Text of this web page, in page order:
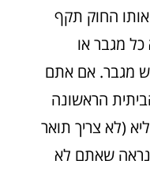
החוק תקף
מגבר או
מגבר. אם אתם
הראשונה
(לא צריך תואר
שאתם לא